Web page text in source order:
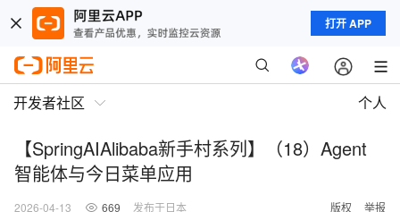
打开 APP
开发者社区 个人
【SpringAIAlibaba新手村系列】（18）Agent
智能体与今日菜单应用
2026-04-13 669 发布于日本 版权 举报